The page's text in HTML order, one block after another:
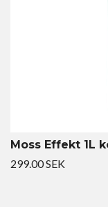
Moss Effekt 1L
299.00 SEK